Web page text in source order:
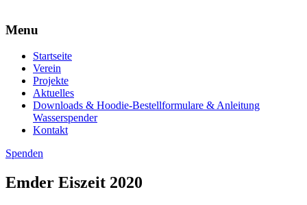
Menu
Startseite
Verein
Projekte
Aktuelles
Downloads & Hoodie-Bestellformulare & Anleitung
Wasserspender
Kontakt
Spenden
Emder Eiszeit 2020